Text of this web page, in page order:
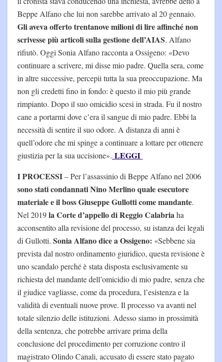
Beppe Alfano che lui non sarebbe arrivato al 20 gennaio.
Gli aveva offerto trentanove milioni di lire affinché non
scrivesse più articoli sulla gestione dell’AIAS. Alfano
rifiutò. Oggi Sonia Alfano racconta a Ossigeno: «Devo
continuare a scrivere, mi disse mio padre. Quella sera, come
in altre successive, percepii tutta la sua preoccupazione. Ma
non gli credetti fino in fondo: è questo il mio più grande
rimpianto. Dopo il suo omicidio scesi in strada. Fu il nostro
cane a portarmi dove c’era il sangue di mio padre. Ebbi la
necessità di sentire il suo odore. A distanza di anni è
quell’odore che mi spinge a continuare a lottare per ottenere
giustizia per la sua uccisione». LEGGI
I PROCESSI– Per l’assassinio di Beppe Alfano nel 2006
sono stati condannati Nino Merlino quale esecutore
materiale e il boss Giuseppe Gullotti come mandante.
Nel 2019la Corte d’appello di Reggio Calabria ha
acconsentito alla revisione del processo, su istanza dei legali
di Gullotti. Sonia Alfano dice a Ossigeno: «Sebbene sia
prevista dal nostro ordinamento giuridico, questa revisione è
uno scandalo perché è stata disposta esclusivamente su
richiesta del mandante dell’omicidio di mio padre, senza che
il giudice vagliasse, come da procedura, l’esistenza e la
validità di eventuali nuove prove. Il processo va avanti nel
totale silenzio delle istituzioni. Adesso siamo in prossimità
della sentenza, che potrebbe arrivare prima della
conclusione del procedimento per corruzione contro il
magistrato Olindo Canali, accusato di essere stato pagato